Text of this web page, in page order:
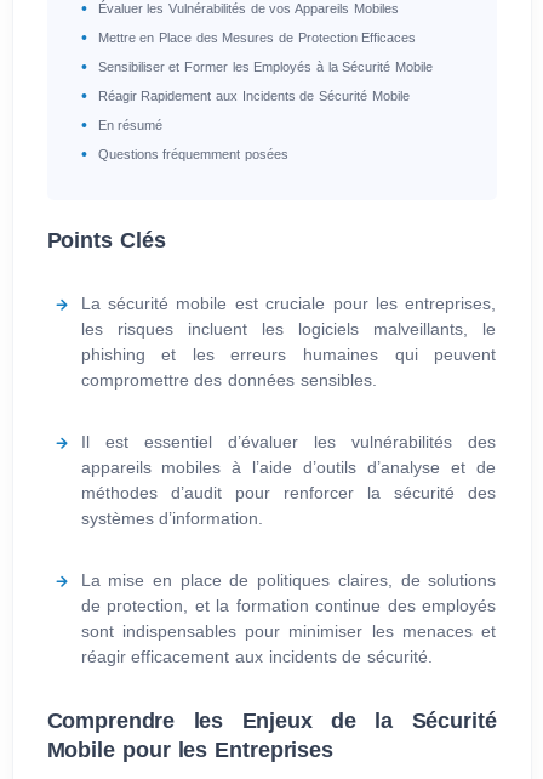
Évaluer les Vulnérabilités de vos Appareils Mobiles
Mettre en Place des Mesures de Protection Efficaces
Sensibiliser et Former les Employés à la Sécurité Mobile
Réagir Rapidement aux Incidents de Sécurité Mobile
En résumé
Questions fréquemment posées
Points Clés
La sécurité mobile est cruciale pour les entreprises,
les risques incluent les logiciels malveillants, le
phishing et les erreurs humaines qui peuvent
compromettre des données sensibles.
Il est essentiel d’évaluer les vulnérabilités des
appareils mobiles à l’aide d’outils d’analyse et de
méthodes d’audit pour renforcer la sécurité des
systèmes d’information.
La mise en place de politiques claires, de solutions
de protection, et la formation continue des employés
sont indispensables pour minimiser les menaces et
réagir efficacement aux incidents de sécurité.
Comprendre les Enjeux de la Sécurité
Mobile pour les Entreprises